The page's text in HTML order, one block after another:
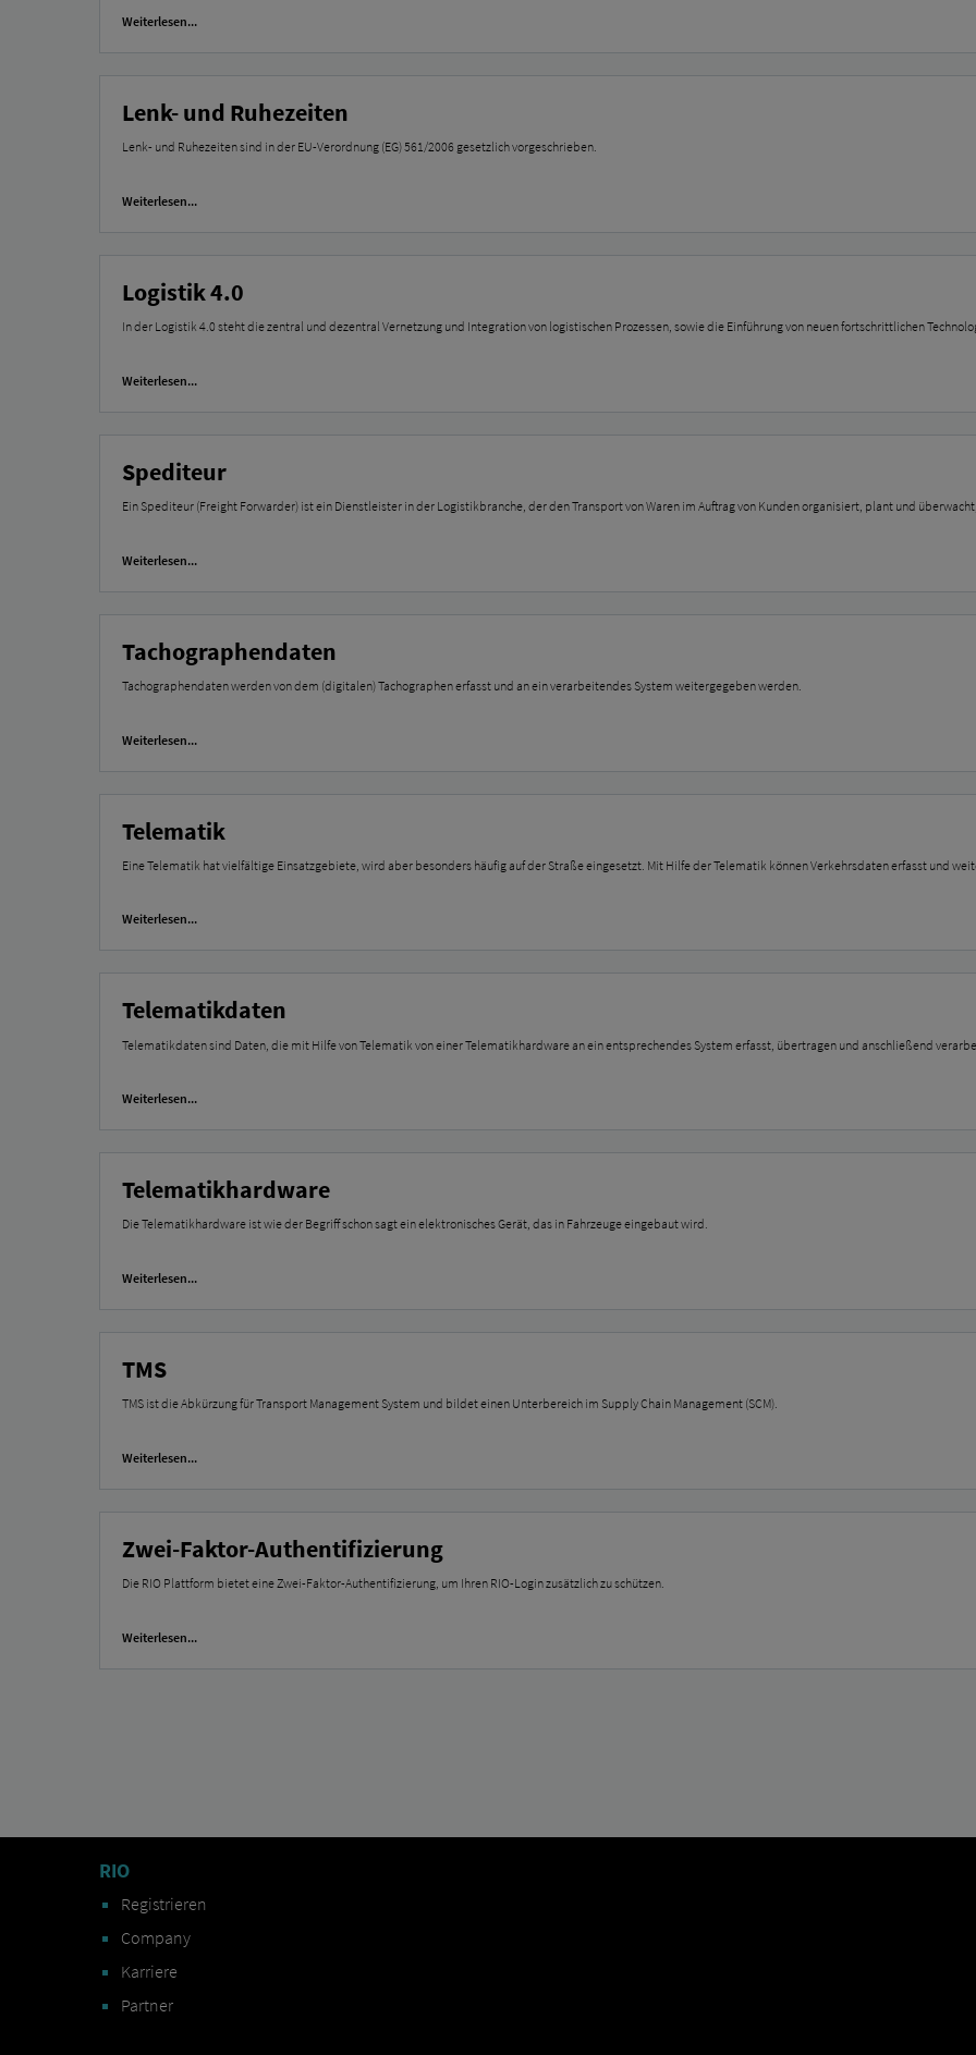
Weiterlesen...
Lenk- und Ruhezeiten
Lenk- und Ruhezeiten sind in der EU-Verordnung (EG) 561/2006 gesetzlich vorgeschrieben.
Weiterlesen...
Logistik 4.0
In der Logistik 4.0 steht die zentral und dezentral Vernetzung und Integration von logistischen Prozessen, sowie die Einführung von neuen fortschrittlichen
Weiterlesen...
Spediteur
Ein Spediteur (Freight Forwarder) ist ein Dienstleister in der Logistikbranche, der den Transport von Waren im Auftrag von Kunden organisiert, plant und
Weiterlesen...
Tachographendaten
Tachographendaten werden von dem (digitalen) Tachographen erfasst und an ein verarbeitendes System weitergegeben werden.
Weiterlesen...
Telematik
Eine Telematik hat vielfältige Einsatzgebiete, wird aber besonders häufig auf der Straße eingesetzt. Mit Hilfe der Telematik können Verkehrsdaten erfasst und
Weiterlesen...
Telematikdaten
Telematikdaten sind Daten, die mit Hilfe von Telematik von einer Telematikhardware an ein entsprechendes System erfasst, übertragen und anschließend
Weiterlesen...
Telematikhardware
Die Telematikhardware ist wie der Begriff schon sagt ein elektronisches Gerät, das in Fahrzeuge eingebaut wird.
Weiterlesen...
TMS
TMS ist die Abkürzung für Transport Management System und bildet einen Unterbereich im Supply Chain Management (SCM).
Weiterlesen...
Zwei-Faktor-Authentifizierung
Die RIO Plattform bietet eine Zwei-Faktor-Authentifizierung, um Ihren RIO-Login zusätzlich zu schützen.
Weiterlesen...
RIO
Registrieren
Company
Karriere
Partner